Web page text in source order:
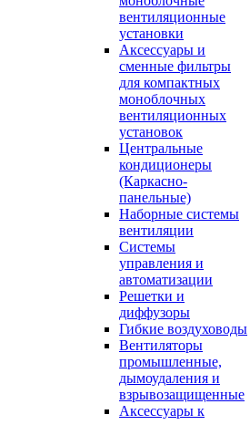
вентиляционные
установки
Аксессуары и
сменные фильтры
для компактных
моноблочных
вентиляционных
установок
Центральные
кондиционеры
(Каркасно-
панельные)
Наборные системы
вентиляции
Системы
управления и
автоматизации
Решетки и
диффузоры
Гибкие воздуховоды
Вентиляторы
промышленные,
дымоудаления и
взрывозащищенные
Аксессуары к